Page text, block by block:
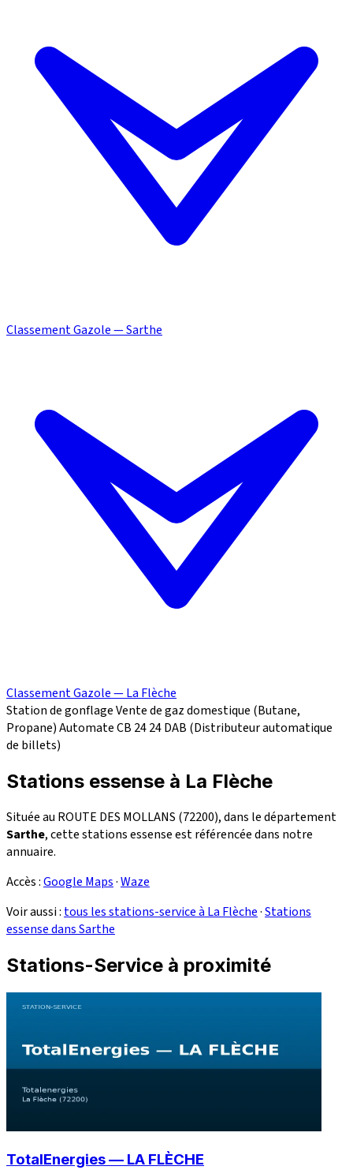
Classement Gazole — Sarthe
Classement Gazole — La Flèche
Station de gonflageVente de gaz domestique (Butane,
Propane)Automate CB 2424DAB (Distributeur automatique
de billets)
Stations essense à La Flèche
Située au ROUTE DES MOLLANS (72200), dans le département
Sarthe, cette stations essense est référencée dans notre
annuaire.
Accès :Google Maps·Waze
Voir aussi : tous les stations-service à La Flèche·Stations
essense dans Sarthe
Stations-Service à proximité
TotalEnergies — LA FLÈCHE